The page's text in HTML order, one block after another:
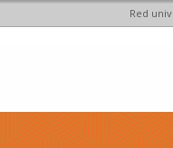
Red